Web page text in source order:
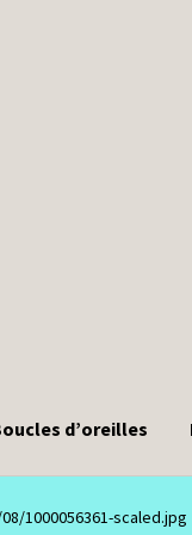
d’oreilles
1000056361-scaled.jpg